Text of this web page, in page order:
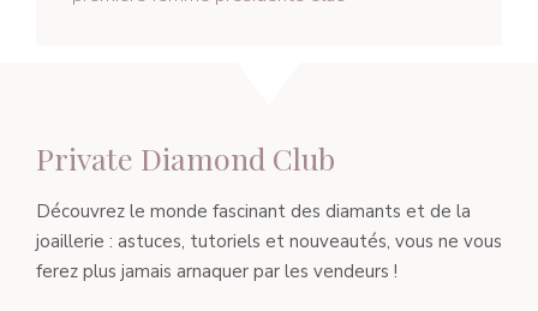
Private Diamond Club
Découvrez le monde fascinant des diamants et de la
joaillerie : astuces, tutoriels et nouveautés, vous ne vous
ferez plus jamais arnaquer par les vendeurs !